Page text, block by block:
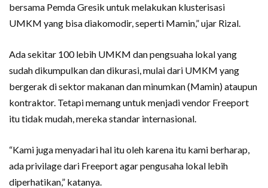
bersama Pemda Gresik untuk melakukan klusterisasi
UMKM yang bisa diakomodir, seperti Mamin,” ujar Rizal.
Ada sekitar 100 lebih UMKM dan pengsuaha lokal yang
sudah dikumpulkan dan dikurasi, mulai dari UMKM yang
bergerak di sektor makanan dan minumkan (Mamin) ataupun
kontraktor. Tetapi memang untuk menjadi vendor Freeport
itu tidak mudah, mereka standar internasional.
“Kami juga menyadari hal itu oleh karena itu kami berharap,
ada privilage dari Freeport agar pengusaha lokal lebih
diperhatikan,” katanya.